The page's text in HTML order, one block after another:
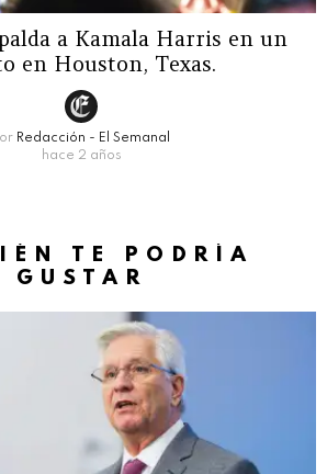
a Kamala Harris en un
en Houston, Texas.
Redacción - El Semanal
hace 2 años
TE PODRÍA
GUSTAR